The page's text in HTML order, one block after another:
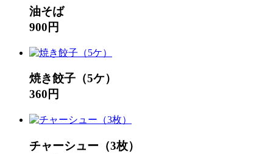
油そば
900円
焼き餃子（5ケ）
360円
チャーシュー（3枚）